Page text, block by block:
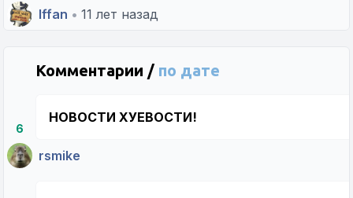
Iffan • 11 лет назад
Комментарии / по дате
6
НОВОСТИ ХУЕВОСТИ!
rsmike